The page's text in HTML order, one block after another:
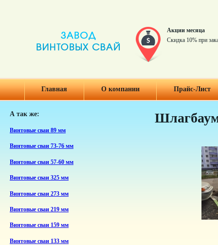
Акции месяца
Скидка 10% при
Главная О компании Прайс-Лист
А так же:
Винтовые сваи 89 мм
Винтовые сваи 73-76 мм
Винтовые сваи 57-60 мм
Винтовые сваи 325 мм
Винтовые сваи 273 мм
Винтовые сваи 219 мм
Винтовые сваи 159 мм
Винтовые сваи 133 мм